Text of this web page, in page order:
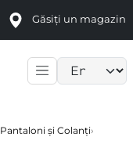
Găsiți un magazin
Pantaloni și Colanți›